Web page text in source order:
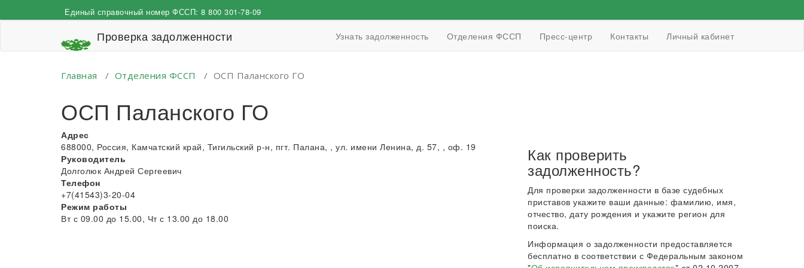
к
Единый справочный номер ФССП: 8 800 301-78-09
Проверка задолженности Узнать задолженность Отделения ФССП Пресс-центр Контакты Личный кабинет
Главная / Отделения ФССП / ОСП Паланского ГО
ОСП Паланского ГО
Адрес
688000, Россия, Камчатский край, Тигильский р-н, пгт. Палана, , ул. имени Ленина, д. 57, , оф. 19
Руководитель
Долголюк Андрей Сергеевич
Телефон
+7(41543)3-20-04
Режим работы
Вт с 09.00 до 15.00, Чт с 13.00 до 18.00
Как проверить
задолженность?
Для проверки задолженности в базе судебных
приставов укажите ваши данные: фамилию, имя,
отчество, дату рождения и укажите регион для
поиска.
Информация о задолженности предоставляется
бесплатно в соответствии с Федеральным законом